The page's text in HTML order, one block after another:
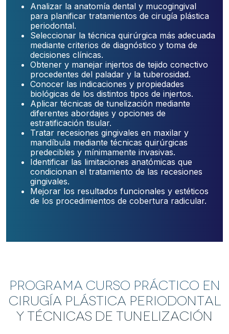
Analizar la anatomía dental y mucogingival
para planificar tratamientos de cirugía plástica
periodontal.
Seleccionar la técnica quirúrgica más adecuada
mediante criterios de diagnóstico y toma de
decisiones clínicas.
Obtener y manejar injertos de tejido conectivo
procedentes del paladar y la tuberosidad.
Conocer las indicaciones y propiedades
biológicas de los distintos tipos de injertos.
Aplicar técnicas de tunelización mediante
diferentes abordajes y opciones de
estratificación tisular.
Tratar recesiones gingivales en maxilar y
mandíbula mediante técnicas quirúrgicas
predecibles y mínimamente invasivas.
Identificar las limitaciones anatómicas que
condicionan el tratamiento de las recesiones
gingivales.
Mejorar los resultados funcionales y estéticos
de los procedimientos de cobertura radicular.
Programa Curso práctico en
Cirugía plástica periodontal
y técnicas de tunelización